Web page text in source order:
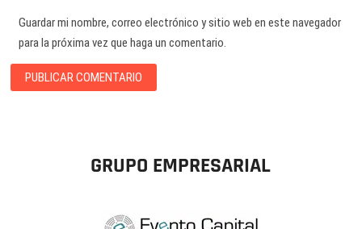
Guardar mi nombre, correo electrónico y sitio web en este navegador
para la próxima vez que haga un comentario.
GRUPO EMPRESARIAL